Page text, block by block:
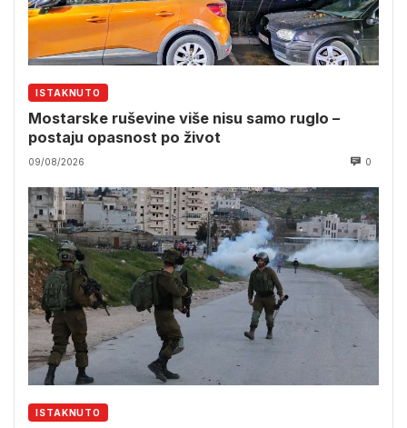
ISTAKNUTO
Mostarske ruševine više nisu samo ruglo –
postaju opasnost po život
09/08/2026 0
ISTAKNUTO